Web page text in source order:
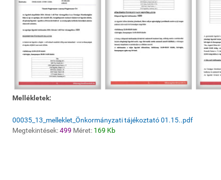
Mellékletek:
00035_13_melleklet_Önkormányzati tájékoztató 01.15..pdf
Megtekintések:499 Méret: 169 Kb